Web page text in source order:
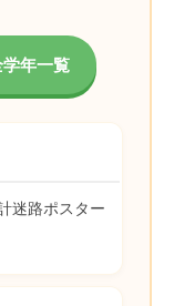
学年一覧
迷路ポスター